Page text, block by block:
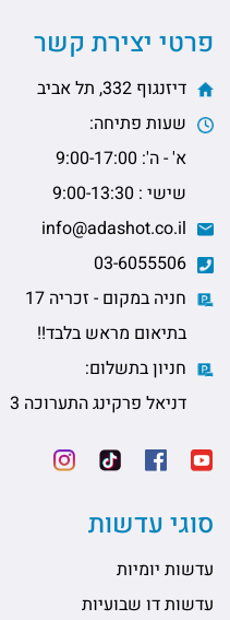
פרטי יצירת קשר
דיזנגוף 332, תל אביב
שעות פתיחה:
א' - ה': 9:00-17:00
שישי : 9:00-13:30
חניה במקום - זכריה 17
בתיאום מראש בלבד!!
חניון בתשלום:
דניאל פרקינג התערוכה 3
סוגי עדשות
עדשות יומיות
עדשות דו שבועיות